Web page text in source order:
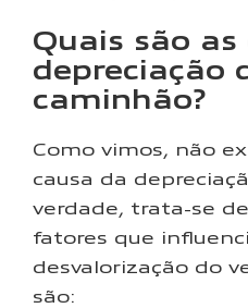
Quais são as
depreciação
caminhão?
Como vimos, não
causa da
verdade, trata-se
fatores que
desvalorização do
são: